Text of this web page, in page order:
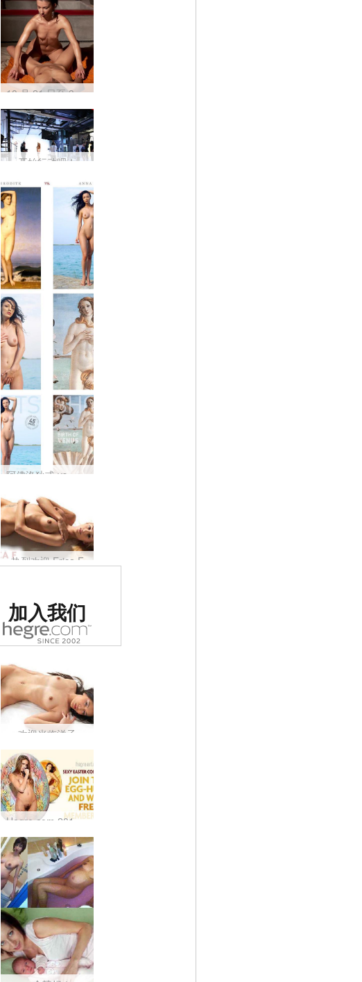
10 月 21 日至 30 日女士折扣 - 让女神展开
开始行动吧！
阿佛洛狄忒 vs 安娜 S
热烈欢迎 Erica F
第一的色情网站
加入我们
欢迎光临洋子
Hegre.com 2010 复活节寻蛋活动